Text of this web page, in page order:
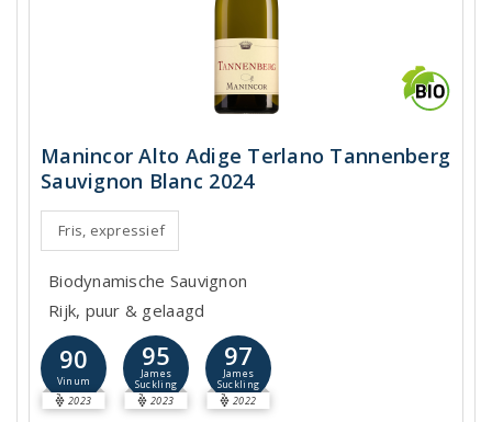
Manincor Alto Adige Terlano Tannenberg
Sauvignon Blanc 2024
Fris, expressief
Biodynamische Sauvignon
Rijk, puur & gelaagd
90
Vinum
2023
95
James
Suckling
2023
97
James
Suckling
2022